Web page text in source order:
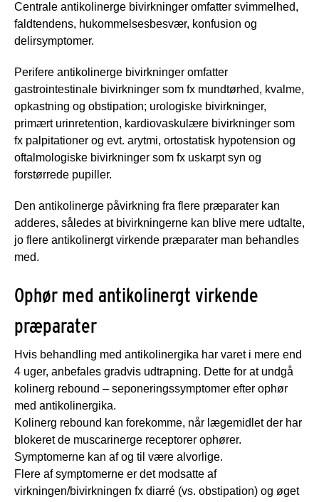
Centrale antikolinerge bivirkninger omfatter svimmelhed,
faldtendens, hukommelsesbesvær, konfusion og
delirsymptomer.
Perifere antikolinerge bivirkninger omfatter
gastrointestinale bivirkninger som fx mundtørhed, kvalme,
opkastning og obstipation; urologiske bivirkninger,
primært urinretention, kardiovaskulære bivirkninger som
fx palpitationer og evt. arytmi, ortostatisk hypotension og
oftalmologiske bivirkninger som fx uskarpt syn og
forstørrede pupiller.
Den antikolinerge påvirkning fra flere præparater kan
adderes, således at bivirkningerne kan blive mere udtalte,
jo flere antikolinergt virkende præparater man behandles
med.
Ophør med antikolinergt virkende
præparater
Hvis behandling med antikolinergika har varet i mere end
4 uger, anbefales gradvis udtrapning. Dette for at undgå
kolinerg rebound – seponeringssymptomer efter ophør
med antikolinergika.
Kolinerg rebound kan forekomme, når lægemidlet der har
blokeret de muscarinerge receptorer ophører.
Symptomerne kan af og til være alvorlige.
Flere af symptomerne er det modsatte af
virkningen/bivirkningen fx diarré (vs. obstipation) og øget